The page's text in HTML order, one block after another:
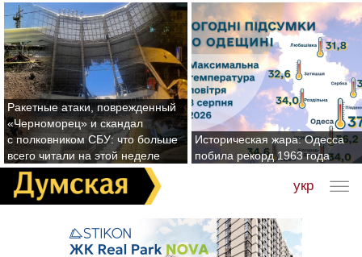
Ракетные атаки, поврежденный
«Черноморец» и скандал
с полковником СБУ: что больше
всего читали на этой неделе
Историческая жара: Одесса
побила рекорд 1963 года
укр